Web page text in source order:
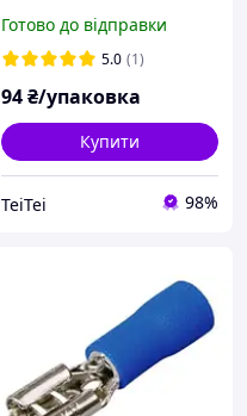
Готово до відправки
5.0 (1)
94₴/упаковка
Купити
TeiTei 98%